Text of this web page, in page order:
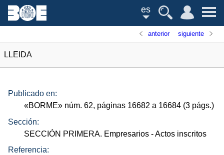
es
anterior siguiente
LLEIDA
Publicado en:
«BORME» núm. 62, páginas 16682 a 16684 (3 págs.)
Sección:
SECCIÓN PRIMERA. Empresarios - Actos inscritos
Referencia: